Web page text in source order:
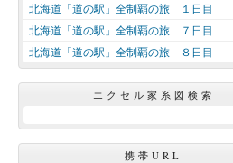
北海道「道の駅」全制覇の旅 １日目
北海道「道の駅」全制覇の旅 ７日目
北海道「道の駅」全制覇の旅 ８日目
エクセル家系図検索
携帯URL